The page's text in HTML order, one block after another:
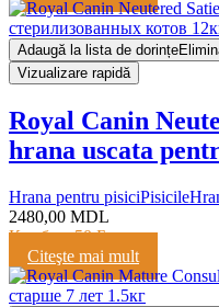
Adaugă la lista de dorințe
Vizualizare rapidă
Royal Canin
hrana uscata
Hrana pentru pisiciPisicile
2480,00 MDL
Кешбэк:50 Баллов
Citeşte mai mult